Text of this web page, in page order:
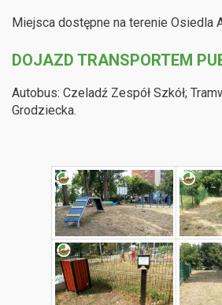
Miejsca dostępne na terenie Osiedla
DOJAZD TRANSPORTEM
Autobus: Czeladź Zespół Szkół;
Grodziecka.